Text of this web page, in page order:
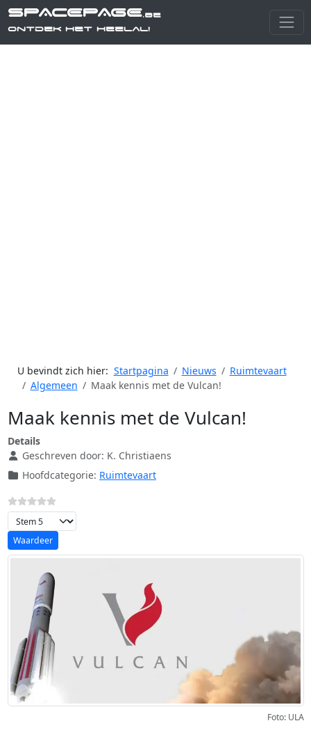
SPACEPAGE.be
Ontdek het heelal!
U bevindt zich hier: Startpagina Nieuws
Ruimtevaart
Algemeen
Maak kennis met de Vulcan!
Maak kennis met de Vulcan!
Details
Geschreven door: K. Christiaens
Hoofdcategorie: Ruimtevaart
Voeg waardering toe
Foto: ULA